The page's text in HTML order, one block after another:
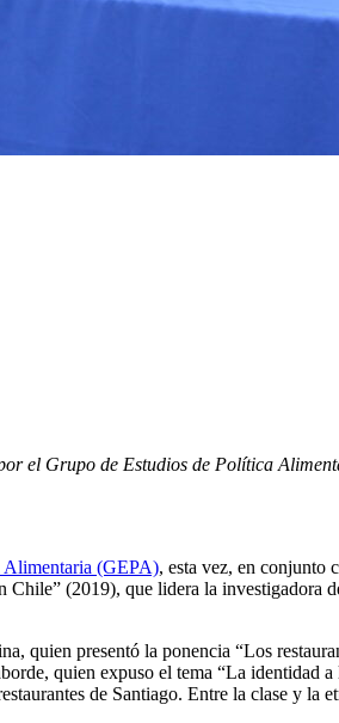
el Grupo de Estudios de Política
Alimentaria (GEPA), esta vez, en conjunto
Chile” (2019), que lidera la investigadora
presentó la ponencia “Los
quien expuso el tema “La identidad
de Santiago. Entre la clase y la